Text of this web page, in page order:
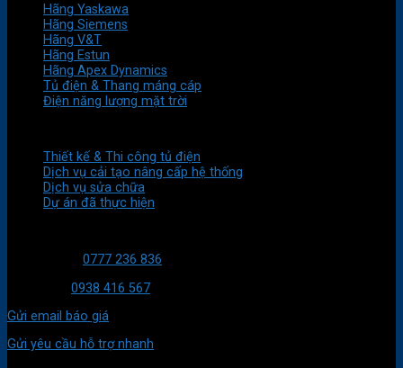
Hãng Yaskawa
Hãng Siemens
Hãng V&T
Hãng Estun
Hãng Apex Dynamics
Tủ điện & Thang máng cáp
Điện năng lượng mặt trời
Thiết kế & Thi công tủ điện
Dịch vụ cải tạo nâng cấp hệ thống
Dịch vụ sửa chữa
Dự án đã thực hiện
0777 236 836
0938 416 567
Gửi email báo giá
Gửi yêu cầu hỗ trợ nhanh